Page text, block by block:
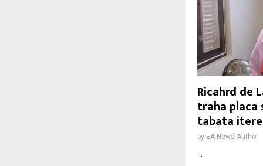
Ricahrd de
traha placa
tabata
by EA News Author